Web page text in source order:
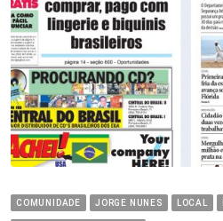
COMUNIDADE JORGE NUNES LOCAL